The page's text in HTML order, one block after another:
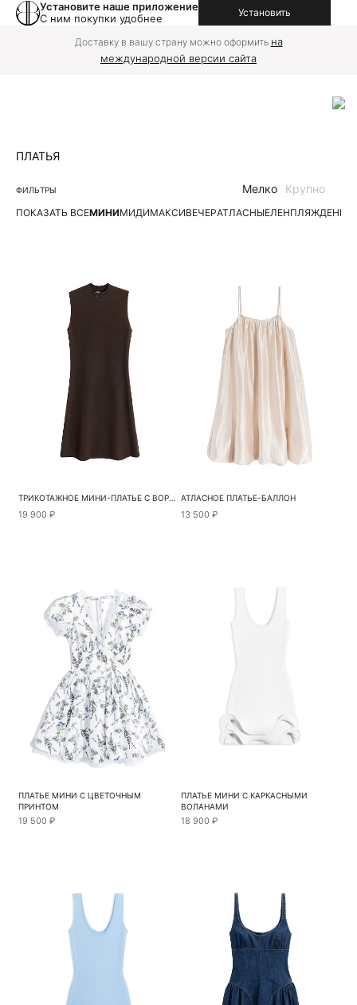
Установите наше приложение
С ним покупки удобнее
Установить
Доставку в вашу страну можно оформить на
международной версии сайта
ПЛАТЬЯ
ФИЛЬТРЫ
ПОКАЗАТЬ ВСЕМИНИМИДИМАКСИВЕЧЕРАТЛАСНЫЕЛЕНПЛЯЖДЕНИМ
Мелко Крупно
ТРИКОТАЖНОЕ МИНИ-ПЛАТЬЕ С ВОРОТНИКОМ-СТОЙКОЙ
19 900 ₽
АТЛАСНОЕ ПЛАТЬЕ-БАЛЛОН
13 500 ₽
ПЛАТЬЕ МИНИ С ЦВЕТОЧНЫМ
ПРИНТОМ
19 500 ₽
ПЛАТЬЕ МИНИ С КАРКАСНЫМИ
ВОЛАНАМИ
18 900 ₽